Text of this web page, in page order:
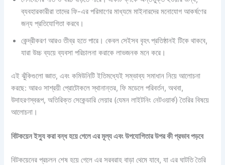
ব্যবহারকারীরা তাদের ফি-এর পরিমাণের মাধ্যমে মাইনারদের মনোযোগ আকর্ষণের
জন্য প্রতিযোগিতা করবে।
কেন্দ্রীকরণ আরও তীব্র হতে পারে। কেবল সেইসব বৃহৎ প্রতিষ্ঠানই টিকে থাকবে,
যারা উচ্চ ব্যয়ে ব্যবসা পরিচালনা করাকে লাভজনক মনে করে।
এই ঝুঁকিগুলো জ্ঞাত, এবং কমিউনিটি ইতিমধ্যেই সম্ভাব্য সমাধান নিয়ে আলোচনা
করছে: আরও সাশ্রয়ী প্রোটোকলে স্থানান্তর, ফি মডেলে পরিবর্তন, অথবা,
উদাহরণস্বরূপ, অতিরিক্ত সেকেন্ডারি লেয়ার (যেমন লাইটনিং নেটওয়ার্ক) তৈরির বিষয়ে
আলোচনা।
বিটকয়েন ইস্যু করা বন্ধ হয়ে গেলে এর মূল্য এবং উপযোগিতার উপর কী প্রভাব পড়বে
বিটকয়েনের প্রচলন শেষ হয়ে গেলে এর সরবরাহ বাড়া থেমে যাবে, যা এর ঘাটতি তৈরি